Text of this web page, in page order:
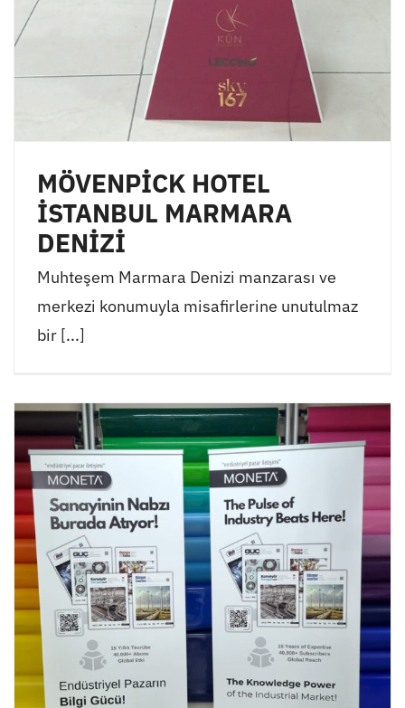
MÖVENPİCK HOTEL
İSTANBUL MARMARA
DENİZİ
Muhteşem Marmara Denizi manzarası ve
merkezi konumuyla misafirlerine unutulmaz
bir [...]